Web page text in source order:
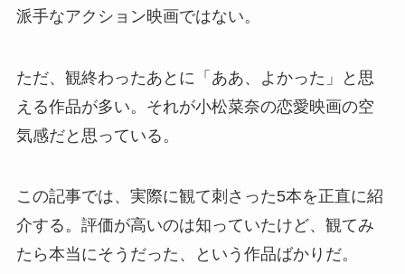
派手なアクション映画ではない。
ただ、観終わったあとに「ああ、よかった」と思
える作品が多い。それが小松菜奈の恋愛映画の空
気感だと思っている。
この記事では、実際に観て刺さった5本を正直に紹
介する。評価が高いのは知っていたけど、観てみ
たら本当にそうだった、という作品ばかりだ。